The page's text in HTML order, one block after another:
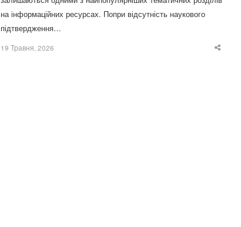
на інформаційних ресурсах. Попри відсутність наукового
підтвердження…
19 Травня, 2026
Share